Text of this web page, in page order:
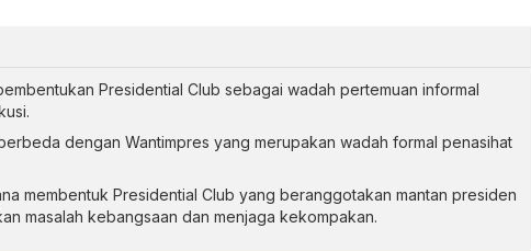
Presidential Club sebagai wadah pertemuan informal
dengan Wantimpres yang merupakan wadah formal penasihat
membentuk Presidential Club yang beranggotakan mantan presiden
masalah kebangsaan dan menjaga kekompakan.